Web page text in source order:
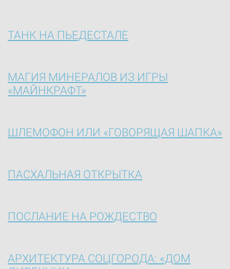
ТАНК НА ПЬЕДЕСТАЛЕ
МАГИЯ МИНЕРАЛОВ ИЗ ИГРЫ
«МАЙНКРАФТ»
ШЛЕМОФОН ИЛИ «ГОВОРЯЩАЯ ШАПКА»
ПАСХАЛЬНАЯ ОТКРЫТКА
ПОСЛАНИЕ НА РОЖДЕСТВО
АРХИТЕКТУРА СОЦГОРОДА: «ДОМ